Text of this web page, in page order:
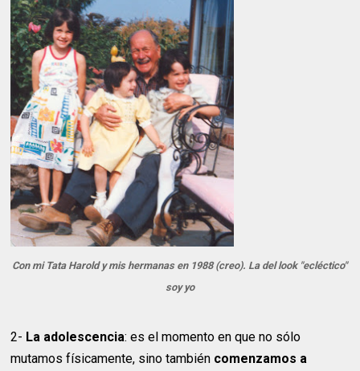
Con mi Tata Harold y mis hermanas en 1988 (creo). La del look "ecléctico"
soy yo
2- La adolescencia: es el momento en que no sólo
mutamos físicamente, sino también comenzamos a